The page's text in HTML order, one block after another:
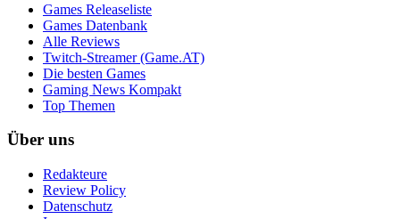
Games Releaseliste
Games Datenbank
Alle Reviews
Twitch-Streamer (Game.AT)
Die besten Games
Gaming News Kompakt
Top Themen
Über uns
Redakteure
Review Policy
Datenschutz